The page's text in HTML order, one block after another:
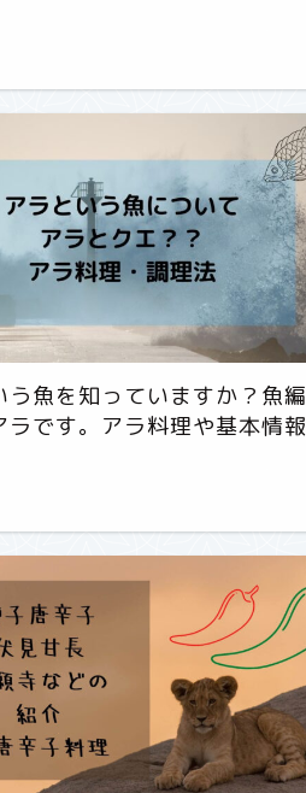
う魚を知っていますか？魚編
ラです。アラ料理や基本情報